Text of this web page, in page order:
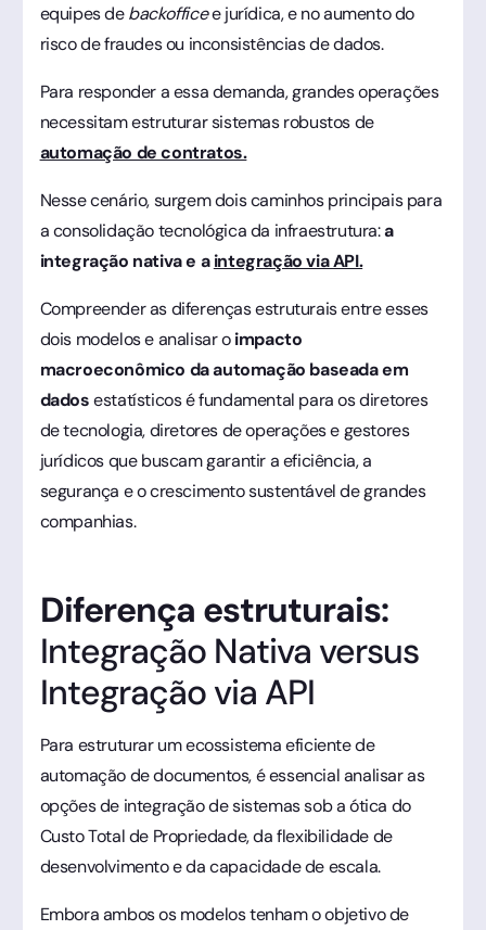
equipes debackofficee jurídica, e no aumento do
risco de fraudes ou inconsistências de dados.
Para responder a essa demanda, grandes operações
necessitam estruturar sistemas robustos de
automação de contratos.
Nesse cenário, surgem dois caminhos principais para
a consolidação tecnológica da infraestrutura:a
integração nativa e a integração via API.
Compreender as diferenças estruturais entre esses
dois modelos e analisar oimpacto
macroeconômico da automação baseada em
dadosestatísticos é fundamental para os diretores
de tecnologia, diretores de operações e gestores
jurídicos que buscam garantir a eficiência, a
segurança e o crescimento sustentável de grandes
companhias.
Diferença estruturais:
Integração Nativa versus
Integração via API
Para estruturar um ecossistema eficiente de
automação de documentos, é essencial analisar as
opções de integração de sistemas sob a ótica do
Custo Total de Propriedade, da flexibilidade de
desenvolvimento e da capacidade de escala.
Embora ambos os modelos tenham o objetivo de